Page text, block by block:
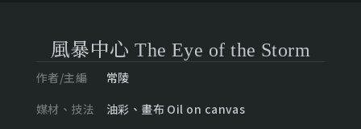
風暴中心 The Eye of the Storm
作者/主編
常陵
媒材、技法
油彩、畫布 Oil on canvas